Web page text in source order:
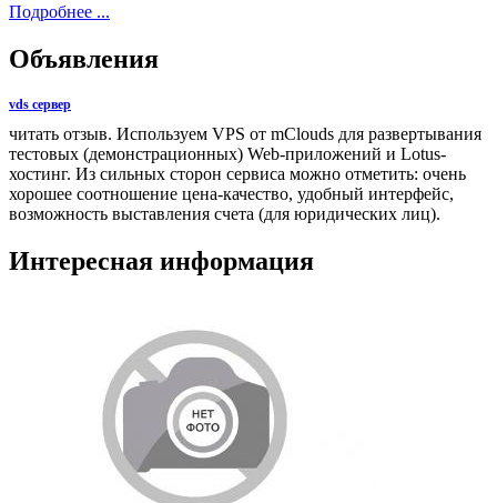
Подробнее ...
Объявления
vds сервер
читать отзыв. Используем VPS от mClouds для развертывания
тестовых (демонстрационных) Web-приложений и Lotus-
хостинг. Из сильных сторон сервиса можно отметить: очень
хорошее соотношение цена-качество, удобный интерфейс,
возможность выставления счета (для юридических лиц).
Интересная информация